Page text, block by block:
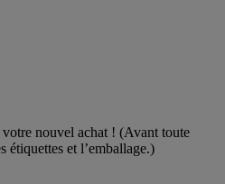
nouvel achat ! (Avant toute
étiquettes et l’emballage.)